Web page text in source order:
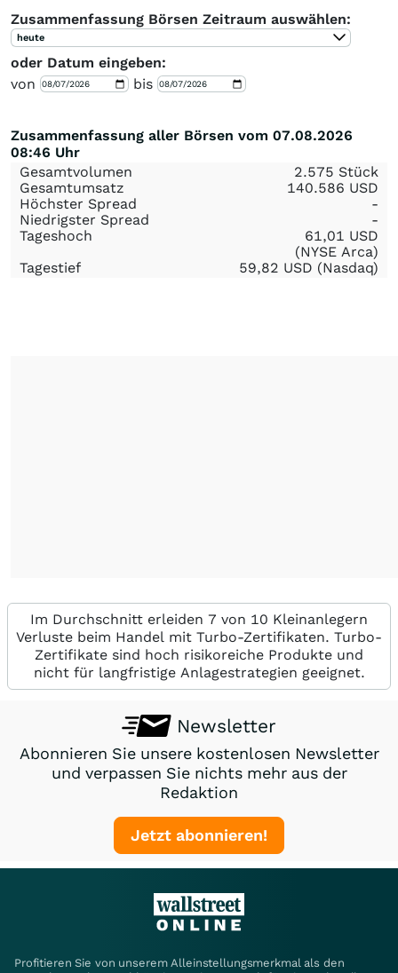
Zusammenfassung Börsen Zeitraum auswählen:
heute
oder Datum eingeben:
von
bis
Zusammenfassung aller Börsen vom 07.08.2026
08:46 Uhr
Gesamtvolumen
2.575 Stück
Gesamtumsatz
140.586 USD
Höchster Spread
-
Niedrigster Spread
-
Tageshoch
61,01 USD
(NYSE Arca)
Tagestief
59,82 USD (Nasdaq)
Im Durchschnitt erleiden 7 von 10 Kleinanlegern
Verluste beim Handel mit Turbo-Zertifikaten. Turbo-
Zertifikate sind hoch risikoreiche Produkte und
nicht für langfristige Anlagestrategien geeignet.
Newsletter
Abonnieren Sie unsere kostenlosen Newsletter
und verpassen Sie nichts mehr aus der
Redaktion
Jetzt abonnieren!
Profitieren Sie von unserem Alleinstellungsmerkmal als den